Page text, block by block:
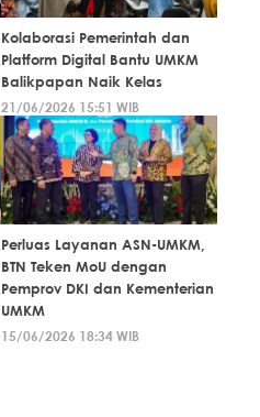
Kolaborasi Pemerintah dan
Platform Digital Bantu UMKM
Balikpapan Naik Kelas
21/06/2026 15:51 WIB
Perluas Layanan ASN-UMKM,
BTN Teken MoU dengan
Pemprov DKI dan Kementerian
UMKM
15/06/2026 18:34 WIB